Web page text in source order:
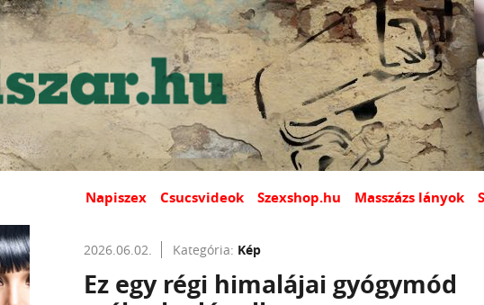
Napiszex Csucsvideok Szexshop.hu Masszázs lányok
2026.06.02. Kategória: Kép
Ez egy régi himalájai gyógymód